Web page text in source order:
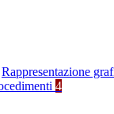
Rappresentazione
4